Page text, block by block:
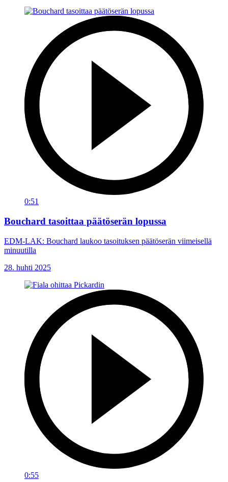
0:51
Bouchard tasoittaa päätöserän lopussa
EDM-LAK: Bouchard laukoo tasoituksen päätöserän viimeisellä
minuutilla
28. huhti 2025
0:55